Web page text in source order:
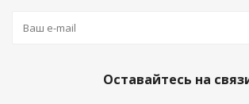
Оставайтесь на